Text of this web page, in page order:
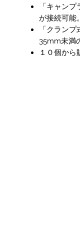
「キャン
が接続可能。
「クラン
35mm未満
１０個から